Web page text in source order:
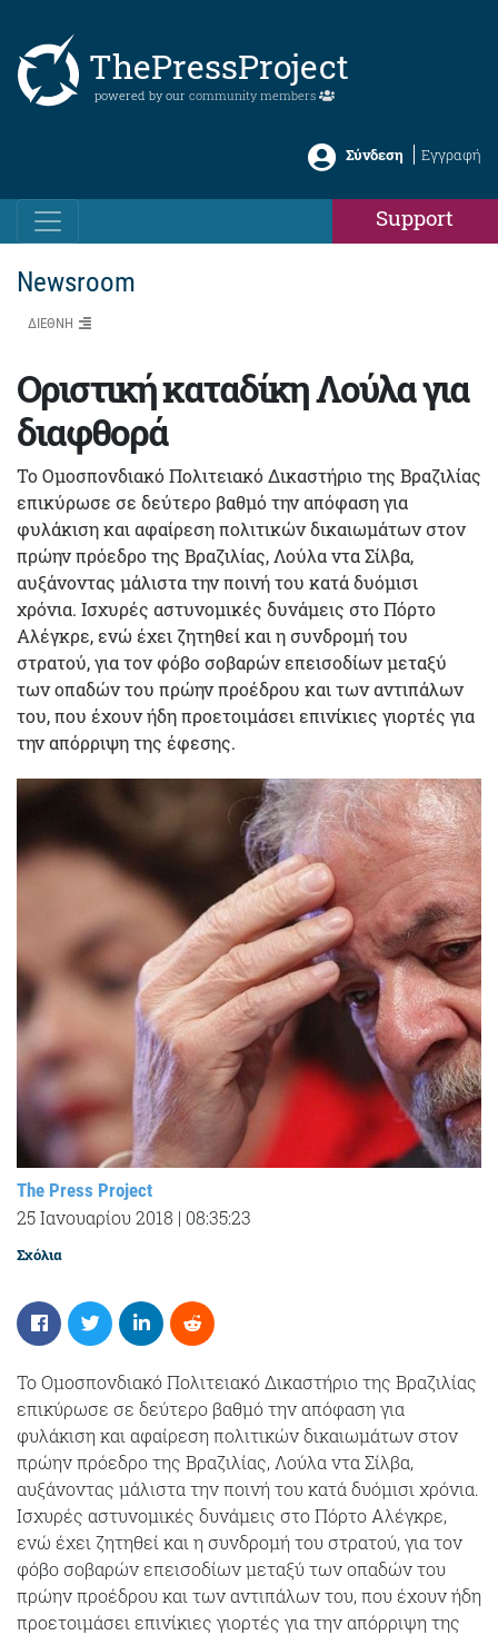
ThePressProject
powered by our community members
Σύνδεση Εγγραφή
Support
Newsroom
ΔΙΕΘΝΗ
Οριστική καταδίκη Λούλα για
διαφθορά
Το Ομοσπονδιακό Πολιτειακό Δικαστήριο της Βραζιλίας
επικύρωσε σε δεύτερο βαθμό την απόφαση για
φυλάκιση και αφαίρεση πολιτικών δικαιωμάτων στον
πρώην πρόεδρο της Βραζιλίας, Λούλα ντα Σίλβα,
αυξάνοντας μάλιστα την ποινή του κατά δυόμισι
χρόνια. Ισχυρές αστυνομικές δυνάμεις στο Πόρτο
Αλέγκρε, ενώ έχει ζητηθεί και η συνδρομή του
στρατού, για τον φόβο σοβαρών επεισοδίων μεταξύ
των οπαδών του πρώην προέδρου και των αντιπάλων
του, που έχουν ήδη προετοιμάσει επινίκιες γιορτές για
την απόρριψη της έφεσης.
The Press Project
25 Ιανουαρίου 2018 | 08:35:23
Σχόλια
Το Ομοσπονδιακό Πολιτειακό Δικαστήριο της Βραζιλίας
επικύρωσε σε δεύτερο βαθμό την απόφαση για
φυλάκιση και αφαίρεση πολιτικών δικαιωμάτων στον
πρώην πρόεδρο της Βραζιλίας, Λούλα ντα Σίλβα,
αυξάνοντας μάλιστα την ποινή του κατά δυόμισι χρόνια.
Ισχυρές αστυνομικές δυνάμεις στο Πόρτο Αλέγκρε,
ενώ έχει ζητηθεί και η συνδρομή του στρατού, για τον
φόβο σοβαρών επεισοδίων μεταξύ των οπαδών του
πρώην προέδρου και των αντιπάλων του, που έχουν ήδη
προετοιμάσει επινίκιες γιορτές για την απόρριψη της